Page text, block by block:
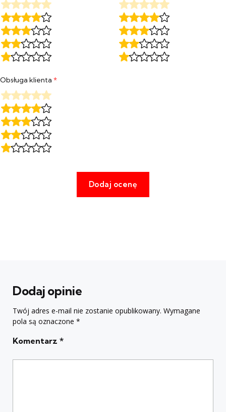
Obsługa klienta *
Dodaj opinie
Twój adres e-mail nie zostanie opublikowany. Wymagane
pola są oznaczone *
Komentarz *